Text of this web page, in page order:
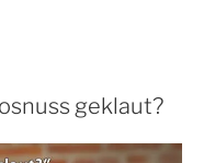
geklaut?